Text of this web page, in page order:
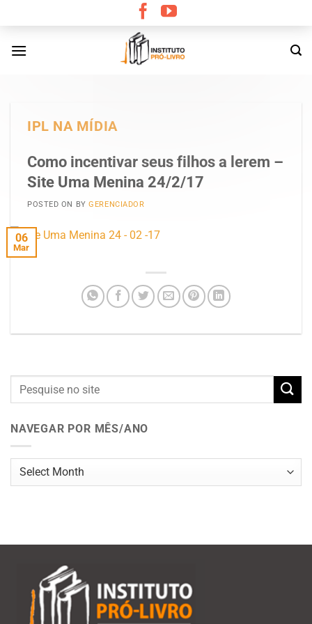
content
IPL NA MÍDIA
Como incentivar seus filhos a lerem –
Site Uma Menina 24/2/17
POSTED ON BYGERENCIADOR
06
Mar
NAVEGAR POR MÊS/ANO
Navegar